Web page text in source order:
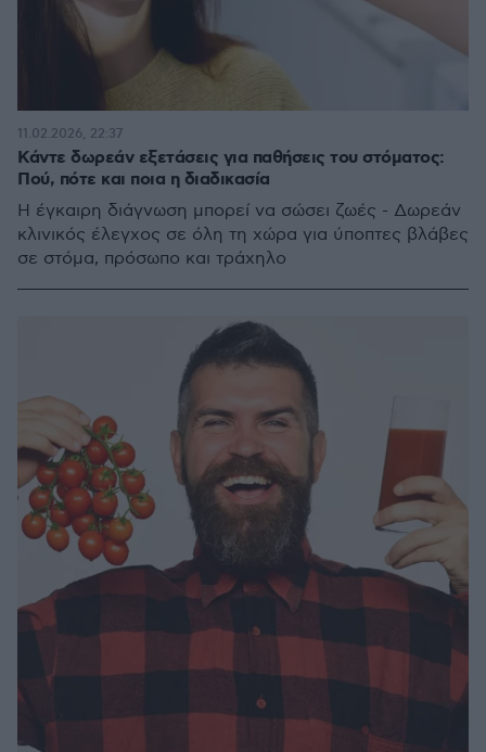
Κάντε δωρεάν εξετάσεις για παθήσεις του στόματος:
Πού, πότε και ποια η διαδικασία
Η έγκαιρη διάγνωση μπορεί να σώσει ζωές - Δωρεάν
κλινικός έλεγχος σε όλη τη χώρα για ύποπτες βλάβες
σε στόμα, πρόσωπο και τράχηλο
11.02.2026, 22:37